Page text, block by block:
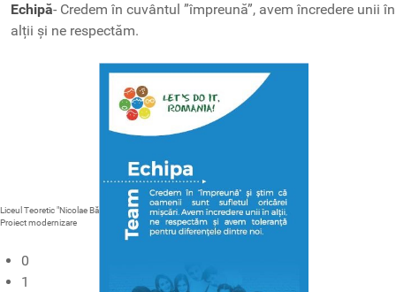
Liceul Teoretic "Nicolae Bălcescu" Cluj-Napoca
Proiect modernizare
0
1
Echipă- Credem în cuvântul ”împreună”, avem încredere unii în
alții și ne respectăm.